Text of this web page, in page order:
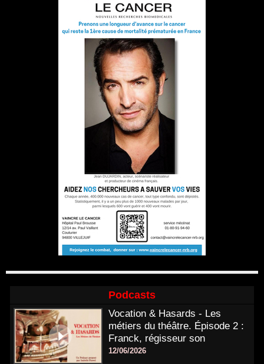
Podcasts
Vocation & Hasards - Les
métiers du théâtre. Épisode 2 :
Franck, régisseur son
12/06/2026